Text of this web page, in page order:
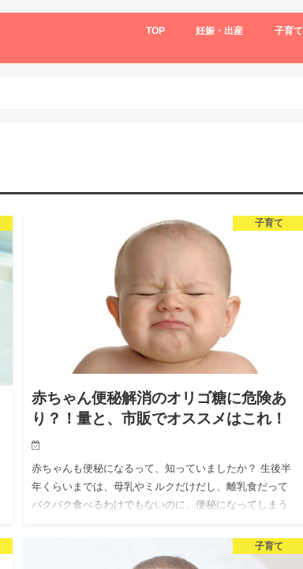
TOP 妊娠・出産 子育て
子育て
赤ちゃん便秘解消のオリゴ糖に危険あ
り？！量と、市販でオススメはこれ！
赤ちゃんも便秘になるって、知っていましたか？ 生後半
年くらいまでは、母乳やミルクだけだし、離乳食だって
バクバク食べるわけでもないのに、便秘になってしまう
子育て